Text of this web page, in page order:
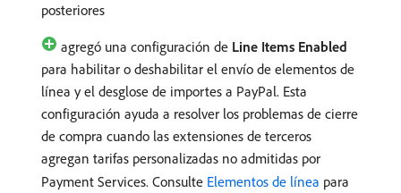
posteriores
agregó una configuración de Line Items Enabled
para habilitar o deshabilitar el envío de elementos de
línea y el desglose de importes a PayPal. Esta
configuración ayuda a resolver los problemas de cierre
de compra cuando las extensiones de terceros
agregan tarifas personalizadas no admitidas por
Payment Services. Consulte Elementos de línea para